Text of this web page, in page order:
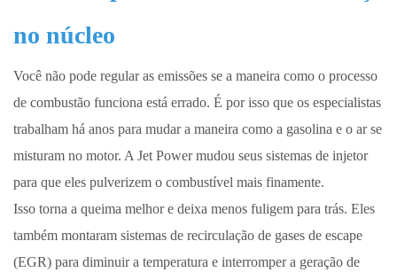
no núcleo
Você não pode regular as emissões se a maneira como o processo
de combustão funciona está errado. É por isso que os especialistas
trabalham há anos para mudar a maneira como a gasolina e o ar se
misturam no motor. A Jet Power mudou seus sistemas de injetor
para que eles pulverizem o combustível mais finamente.
Isso torna a queima melhor e deixa menos fuligem para trás. Eles
também montaram sistemas de recirculação de gases de escape
(EGR) para diminuir a temperatura e interromper a geração de